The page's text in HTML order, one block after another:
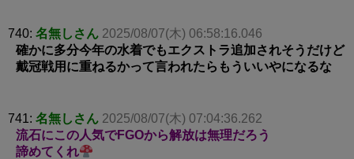
740: 名無しさん 2025/08/07(木) 06:58:16.046
確かに多分今年の水着でもエクストラ追加されそうだけど
戴冠戦用に重ねるかって言われたらもういいやになるな
741: 名無しさん 2025/08/07(木) 07:04:36.262
流石にこの人気でFGOから解放は無理だろう
諦めてくれ